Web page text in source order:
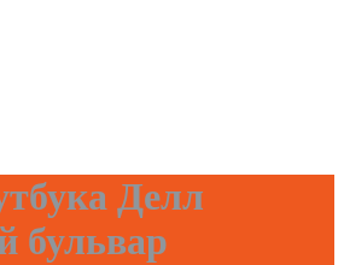
Делл
бульвар